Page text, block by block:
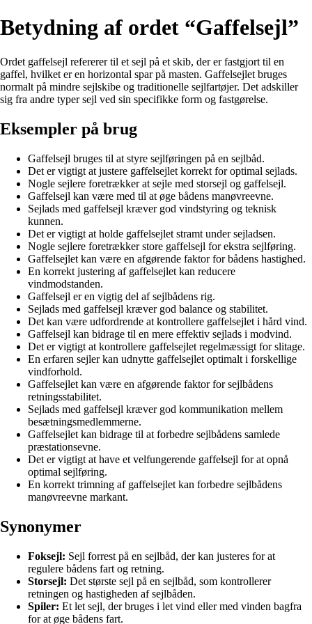
Betydning af ordet “Gaffelsejl”
Ordet gaffelsejl refererer til et sejl på et skib, der er fastgjort til en
gaffel, hvilket er en horizontal spar på masten. Gaffelsejlet bruges
normalt på mindre sejlskibe og traditionelle sejlfartøjer. Det adskiller
sig fra andre typer sejl ved sin specifikke form og fastgørelse.
Eksempler på brug
Gaffelsejl bruges til at styre sejlføringen på en sejlbåd.
Det er vigtigt at justere gaffelsejlet korrekt for optimal sejlads.
Nogle sejlere foretrækker at sejle med storsejl og gaffelsejl.
Gaffelsejl kan være med til at øge bådens manøvreevne.
Sejlads med gaffelsejl kræver god vindstyring og teknisk
kunnen.
Det er vigtigt at holde gaffelsejlet stramt under sejladsen.
Nogle sejlere foretrækker store gaffelsejl for ekstra sejlføring.
Gaffelsejlet kan være en afgørende faktor for bådens hastighed.
En korrekt justering af gaffelsejlet kan reducere
vindmodstanden.
Gaffelsejl er en vigtig del af sejlbådens rig.
Sejlads med gaffelsejl kræver god balance og stabilitet.
Det kan være udfordrende at kontrollere gaffelsejlet i hård vind.
Gaffelsejl kan bidrage til en mere effektiv sejlads i modvind.
Det er vigtigt at kontrollere gaffelsejlet regelmæssigt for slitage.
En erfaren sejler kan udnytte gaffelsejlet optimalt i forskellige
vindforhold.
Gaffelsejlet kan være en afgørende faktor for sejlbådens
retningsstabilitet.
Sejlads med gaffelsejl kræver god kommunikation mellem
besætningsmedlemmerne.
Gaffelsejlet kan bidrage til at forbedre sejlbådens samlede
præstationsevne.
Det er vigtigt at have et velfungerende gaffelsejl for at opnå
optimal sejlføring.
En korrekt trimning af gaffelsejlet kan forbedre sejlbådens
manøvreevne markant.
Synonymer
Foksejl: Sejl forrest på en sejlbåd, der kan justeres for at
regulere bådens fart og retning.
Storsejl: Det største sejl på en sejlbåd, som kontrollerer
retningen og hastigheden af sejlbåden.
Spiler: Et let sejl, der bruges i let vind eller med vinden bagfra
for at øge bådens fart.